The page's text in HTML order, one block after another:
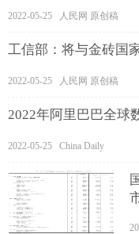
2022-05-25 人民网 原创稿
工信部：将与金砖国
2022-05-25 人民网 原创稿
2022年阿里巴巴全球
2022-05-25 China Daily